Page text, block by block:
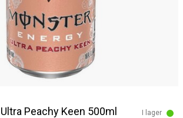
Peachy Keen 500ml I lager